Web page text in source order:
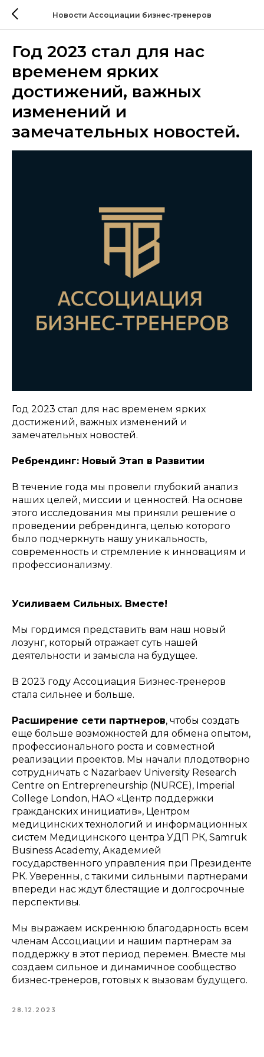
Новости Ассоциации бизнес-тренеров
Год 2023 стал для нас
временем ярких
достижений, важных
изменений и
замечательных новостей.
Год 2023 стал для нас временем ярких
достижений, важных изменений и
замечательных новостей.
Ребрендинг: Новый Этап в Развитии
В течение года мы провели глубокий анализ
наших целей, миссии и ценностей. На основе
этого исследования мы приняли решение о
проведении ребрендинга, целью которого
было подчеркнуть нашу уникальность,
современность и стремление к инновациям и
профессионализму.
Усиливаем Сильных. Вместе!
Мы гордимся представить вам наш новый
лозунг, который отражает суть нашей
деятельности и замысла на будущее.
В 2023 году Ассоциация Бизнес-тренеров
стала сильнее и больше.
Расширение сети партнеров, чтобы создать
еще больше возможностей для обмена опытом,
профессионального роста и совместной
реализации проектов. Мы начали плодотворно
сотрудничать с Nazarbaev University Research
Centre on Entrepreneurship (NURCE), Imperial
College London, НАО «Центр поддержки
гражданских инициатив», Центром
медицинских технологий и информационных
систем Медицинского центра УДП РК, Samruk
Business Academy, Академией
государственного управления при Президенте
РК. Уверенны, с такими сильными партнерами
впереди нас ждут блестящие и долгосрочные
перспективы.
Мы выражаем искреннюю благодарность всем
членам Ассоциации и нашим партнерам за
поддержку в этот период перемен. Вместе мы
создаем сильное и динамичное сообщество
бизнес-тренеров, готовых к вызовам будущего.
28.12.2023